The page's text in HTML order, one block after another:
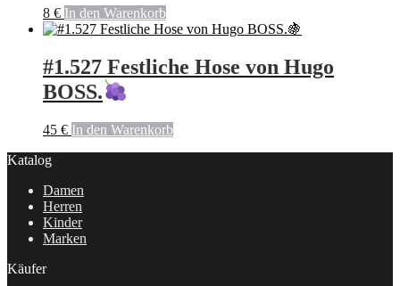
8 € In den Warenkorb
#1.527 Festliche Hose von Hugo
BOSS.
45 € In den Warenkorb
Katalog
Damen
Herren
Kinder
Marken
Käufer